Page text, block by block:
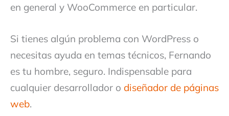
en general y WooCommerce en particular.
Si tienes algún problema con WordPress o
necesitas ayuda en temas técnicos, Fernando
es tu hombre, seguro. Indispensable para
cualquier desarrollador o diseñador de páginas
web.